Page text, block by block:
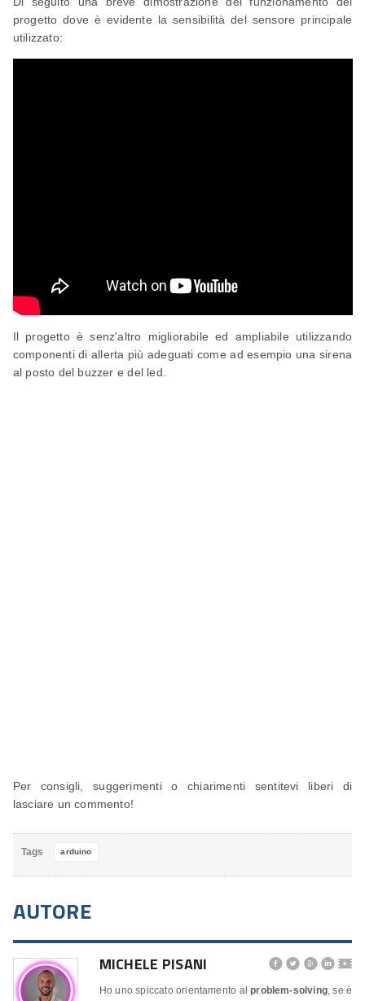
progetto dove è evidente la sensibilità del sensore principale
utilizzato:
Il progetto è senz'altro migliorabile ed ampliabile utilizzando
componenti di allerta più adeguati come ad esempio una sirena
al posto del buzzer e del led.
Per consigli, suggerimenti o chiarimenti sentitevi liberi di
lasciare un commento!
Tags arduino
AUTORE
MICHELE PISANI     🎬
Ho uno spiccato orientamento alproblem-solving, se è